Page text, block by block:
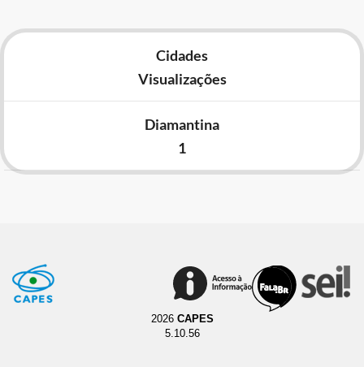
Cidades
Visualizações
Diamantina
1
2026 CAPES
5.10.56